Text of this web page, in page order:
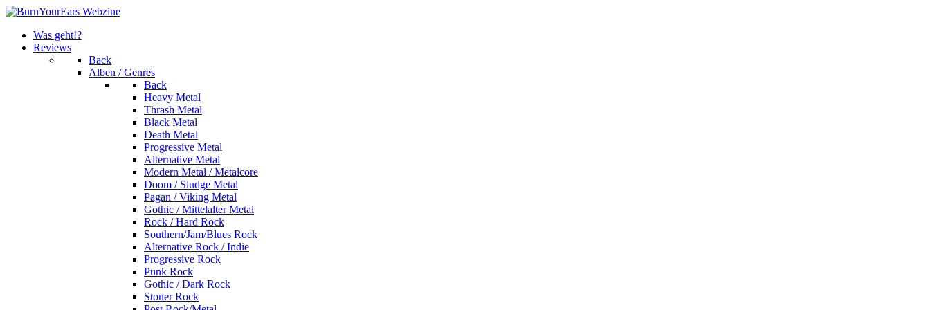
Was geht!?
Reviews
Back
Alben / Genres
Back
Heavy Metal
Thrash Metal
Black Metal
Death Metal
Progressive Metal
Alternative Metal
Modern Metal / Metalcore
Doom / Sludge Metal
Pagan / Viking Metal
Gothic / Mittelalter Metal
Rock / Hard Rock
Southern/Jam/Blues Rock
Alternative Rock / Indie
Progressive Rock
Punk Rock
Gothic / Dark Rock
Stoner Rock